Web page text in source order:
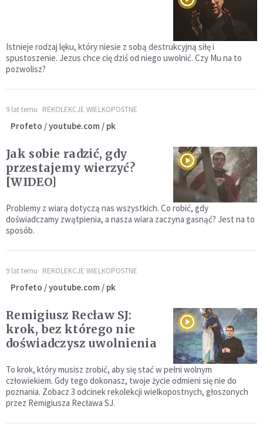
Istnieje rodzaj lęku, który niesie z sobą destrukcyjną siłę i
spustoszenie. Jezus chce cię dziś od niego uwolnić. Czy Mu na to
pozwolisz?
9 lat temu REKOLEKCJE WIELKOPOSTNE
Profeto / youtube.com / pk
Jak sobie radzić, gdy
przestajemy wierzyć?
[WIDEO]
Problemy z wiarą dotyczą nas wszystkich. Co robić, gdy
doświadczamy zwątpienia, a nasza wiara zaczyna gasnąć? Jest na to
sposób.
9 lat temu REKOLEKCJE WIELKOPOSTNE
Profeto / youtube.com / pk
Remigiusz Recław SJ:
krok, bez którego nie
doświadczysz uwolnienia
To krok, który musisz zrobić, aby się stać w pełni wolnym
człowiekiem. Gdy tego dokonasz, twoje życie odmieni się nie do
poznania. Zobacz 3 odcinek rekolekcji wielkopostnych, głoszonych
przez Remigiusza Recława SJ.